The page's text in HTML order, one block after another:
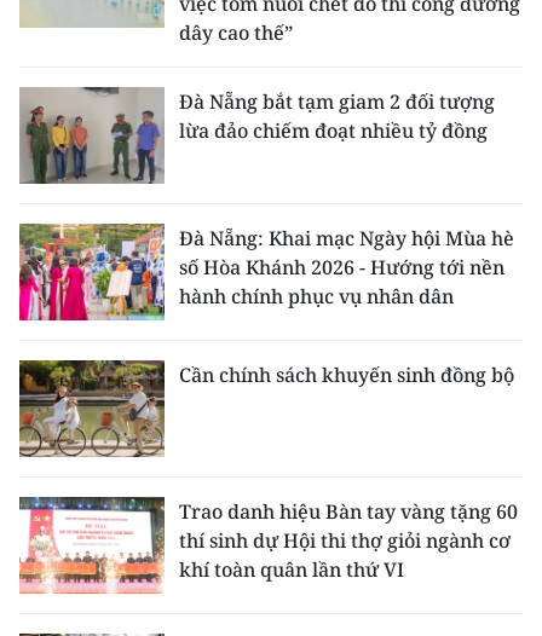
dây cao thế”
Đà Nẵng bắt tạm giam 2 đối tượng
lừa đảo chiếm đoạt nhiều tỷ đồng
Đà Nẵng: Khai mạc Ngày hội Mùa hè
số Hòa Khánh 2026 - Hướng tới nền
hành chính phục vụ nhân dân
Cần chính sách khuyến sinh đồng bộ
Trao danh hiệu Bàn tay vàng tặng 60
thí sinh dự Hội thi thợ giỏi ngành cơ
khí toàn quân lần thứ VI